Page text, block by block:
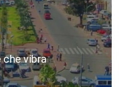
che vibra